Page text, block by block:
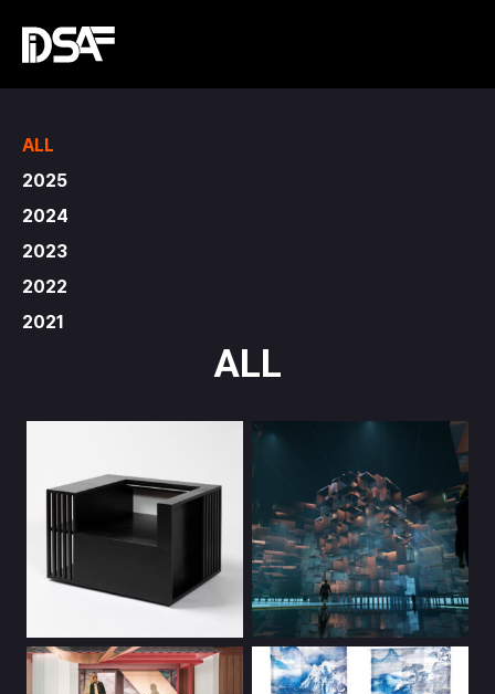
ALL
2025
2024
2023
2022
2021
ALL